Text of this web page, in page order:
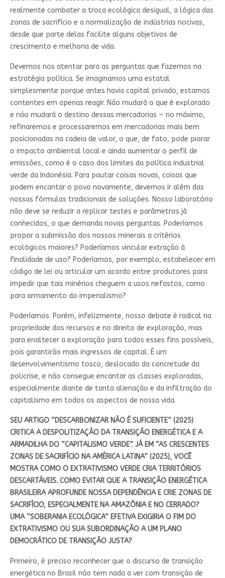
realmente combater a troca ecológica desigual, a lógica das
zonas de sacrifício e a normalização de indústrias nocivas,
desde que parte delas facilite alguns objetivos de
crescimento e melhoria de vida.
Devemos nos atentar para as perguntas que fazemos na
estratégia política. Se imaginamos uma estatal
simplesmente porque antes havia capital privado, estamos
contentes em apenas reagir. Não mudará o que é explorado
e não mudará o destino dessas mercadorias — no máximo,
refinaremos e processaremos em mercadorias mais bem
posicionadas na cadeia de valor, o que, de fato, pode piorar
o impacto ambiental local e ainda aumentar o perfil de
emissões, como é o caso dos limites da política industrial
verde da Indonésia. Para pautar coisas novas, coisas que
podem encantar o povo novamente, devemos ir além das
nossas fórmulas tradicionais de soluções. Nosso laboratório
não deve se reduzir a replicar testes e parâmetros já
conhecidos, o que demanda novas perguntas. Poderíamos
propor a submissão dos nossos minerais a critérios
ecológicos maiores? Poderíamos vincular extração à
finalidade de uso? Poderíamos, por exemplo, estabelecer em
código de lei ou articular um acordo entre produtores para
impedir que tais minérios cheguem a usos nefastos, como
para armamento do imperialismo?
Poderíamos. Porém, infelizmente, nosso debate é radical na
propriedade dos recursos e no direito de exploração, mas
para enaltecer a exploração para todos esses fins possíveis,
pois garantirão mais ingressos de capital. É um
desenvolvimentismo tosco, deslocado da concretude da
policrise, e não consegue encantar as classes exploradas,
especialmente diante de tanta alienação e da infiltração do
capitalismo em todos os aspectos de nossa vida.
SEU ARTIGO “DESCARBONIZAR NÃO É SUFICIENTE” (2025)
CRITICA A DESPOLITIZAÇÃO DA TRANSIÇÃO ENERGÉTICA E A
ARMADILHA DO “CAPITALISMO VERDE”. JÁ EM “AS CRESCENTES
ZONAS DE SACRIFÍCIO NA AMÉRICA LATINA” (2025), VOCÊ
MOSTRA COMO O EXTRATIVISMO VERDE CRIA TERRITÓRIOS
DESCARTÁVEIS. COMO EVITAR QUE A TRANSIÇÃO ENERGÉTICA
BRASILEIRA APROFUNDE NOSSA DEPENDÊNCIA E CRIE ZONAS DE
SACRIFÍCIO, ESPECIALMENTE NA AMAZÔNIA E NO CERRADO?
UMA “SOBERANIA ECOLÓGICA” EFETIVA EXIGIRIA O FIM DO
EXTRATIVISMO OU SUA SUBORDINAÇÃO A UM PLANO
DEMOCRÁTICO DE TRANSIÇÃO JUSTA?
Primeiro, é preciso reconhecer que o discurso de transição
energética no Brasil não tem nada a ver com transição de